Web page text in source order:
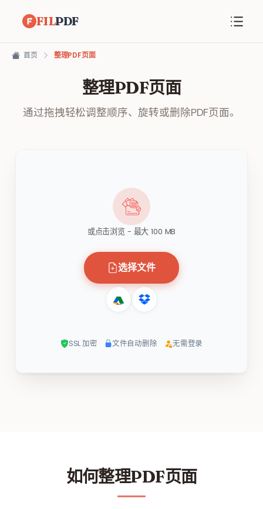
FILPDF
首页 整理PDF页面
整理PDF页面
通过拖拽轻松调整顺序、旋转或删除PDF页面。
或点击浏览 - 最大 100 MB
选择文件
SSL 加密 文件自动删除 无需登录
如何整理PDF页面